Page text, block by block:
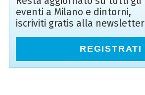
eventi a Milano e dintorni,
iscriviti gratis alla newsletter
REGISTRATI